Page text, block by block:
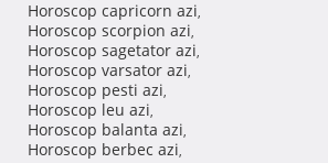
Horoscop capricorn azi,
Horoscop scorpion azi,
Horoscop sagetator azi,
Horoscop varsator azi,
Horoscop pesti azi,
Horoscop leu azi,
Horoscop balanta azi,
Horoscop berbec azi,